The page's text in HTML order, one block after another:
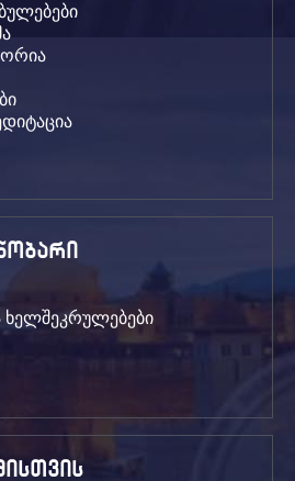
ხელშეკრულებები